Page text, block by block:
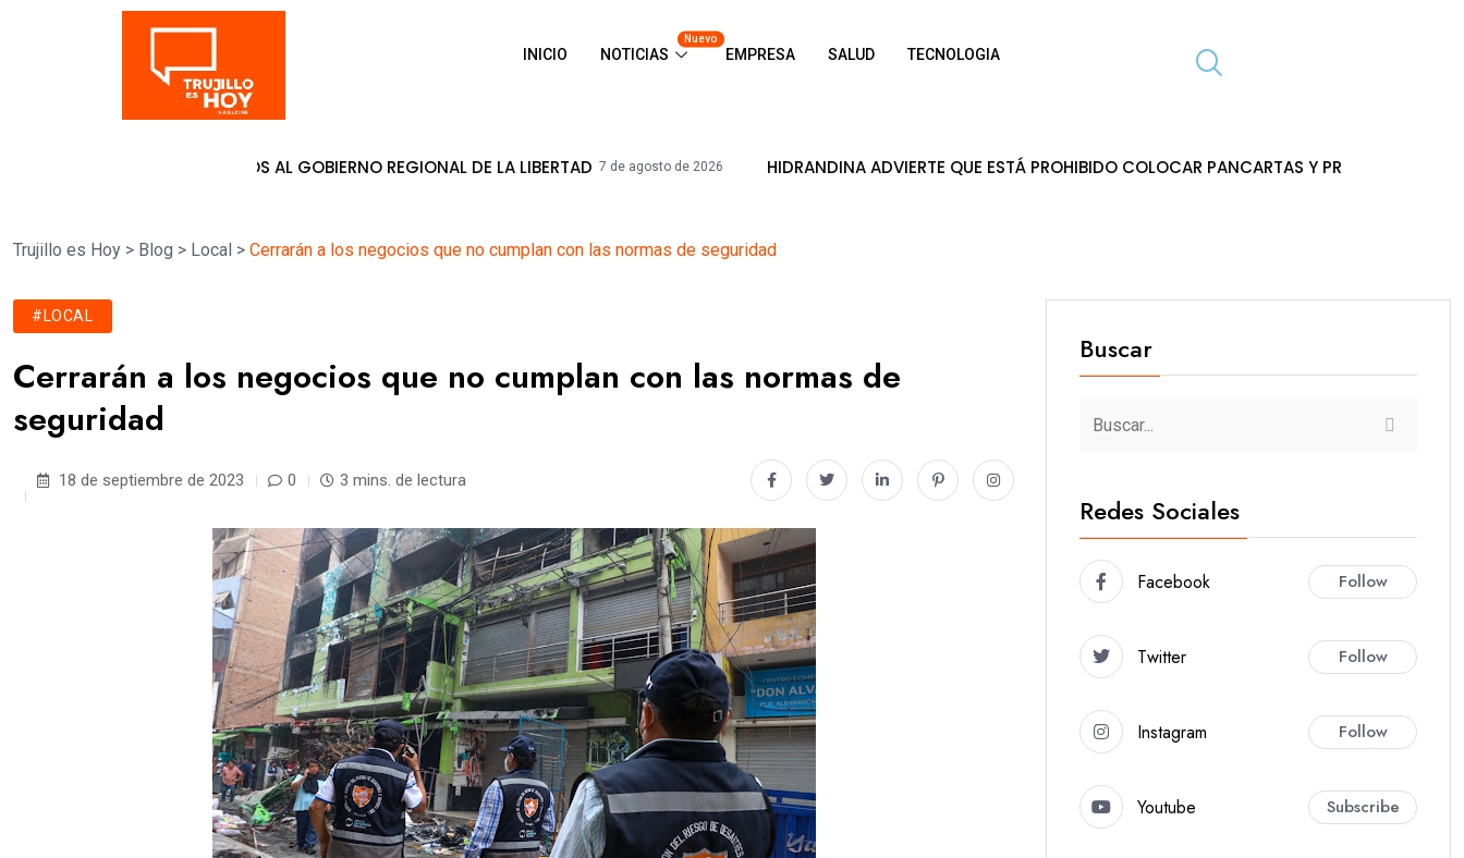
INICIO NOTICIAS
Nuevo
EMPRESA SALUD TECNOLOGIA
DE PATY BOLAÑOS AL GOBIERNO REGIONAL DE LA LIBERTAD 7 de agosto de 2026 HIDRANDINA ADVIERTE QUE ESTÁ PROHIBIDO COLOCAR PANCARTAS Y PROPAGANDA EN POSTES
Trujillo es Hoy > Blog > Local > Cerrarán a los negocios que no cumplan con las normas de seguridad
#LOCAL
Cerrarán a los negocios que no cumplan con las normas de
seguridad
18 de septiembre de 2023 0 3 mins. de lectura
Buscar
Redes Sociales
Facebook Follow
Twitter Follow
Instagram Follow
Youtube Subscribe